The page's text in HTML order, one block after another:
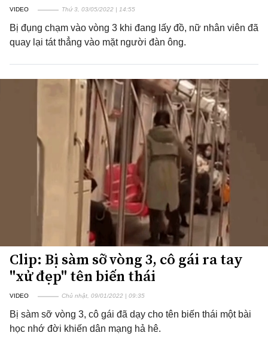
VIDEO Thứ 3, 03/05/2022 | 14:55
Bị đụng chạm vào vòng 3 khi đang lấy đồ, nữ nhân viên đã
quay lại tát thẳng vào mặt người đàn ông.
Clip: Bị sàm sỡ vòng 3, cô gái ra tay
"xử đẹp" tên biến thái
VIDEO Chủ nhật, 09/01/2022 | 09:35
Bị sàm sỡ vòng 3, cô gái đã dạy cho tên biến thái một bài
học nhớ đời khiến dân mạng hả hê.